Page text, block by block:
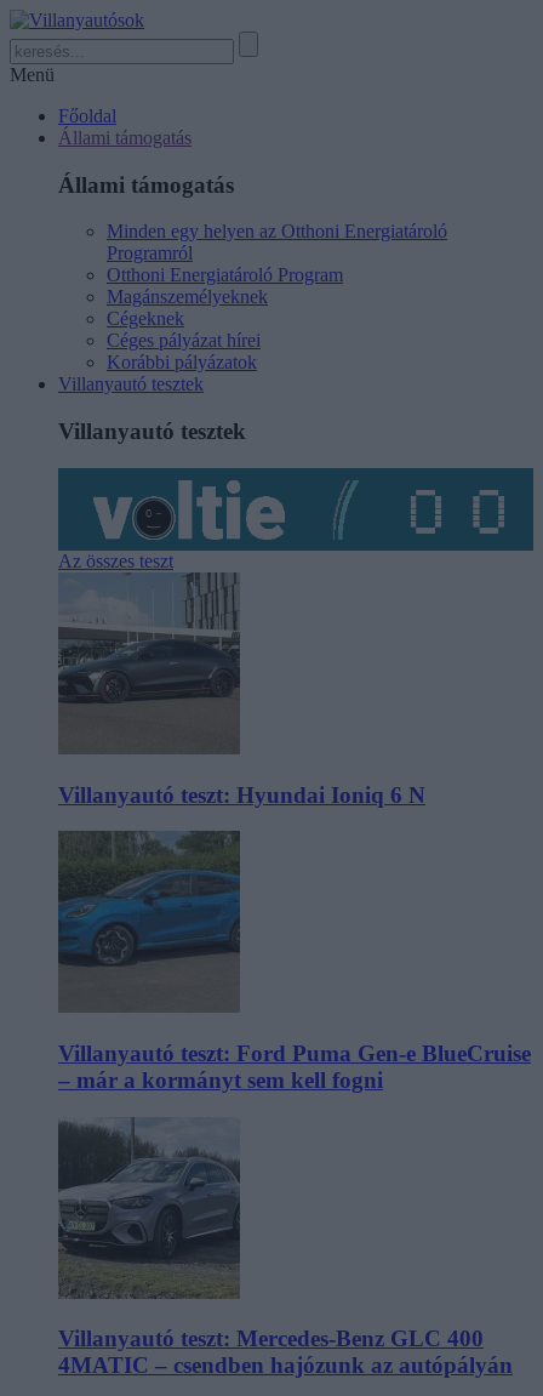
Menü
Főoldal
Állami támogatás
Állami támogatás
Minden egy helyen az Otthoni Energiatároló
Programról
Otthoni Energiatároló Program
Magánszemélyeknek
Cégeknek
Céges pályázat hírei
Korábbi pályázatok
Villanyautó tesztek
Villanyautó tesztek
Az összes teszt
Villanyautó teszt: Hyundai Ioniq 6 N
Villanyautó teszt: Ford Puma Gen-e BlueCruise
– már a kormányt sem kell fogni
Villanyautó teszt: Mercedes-Benz GLC 400
4MATIC – csendben hajózunk az autópályán